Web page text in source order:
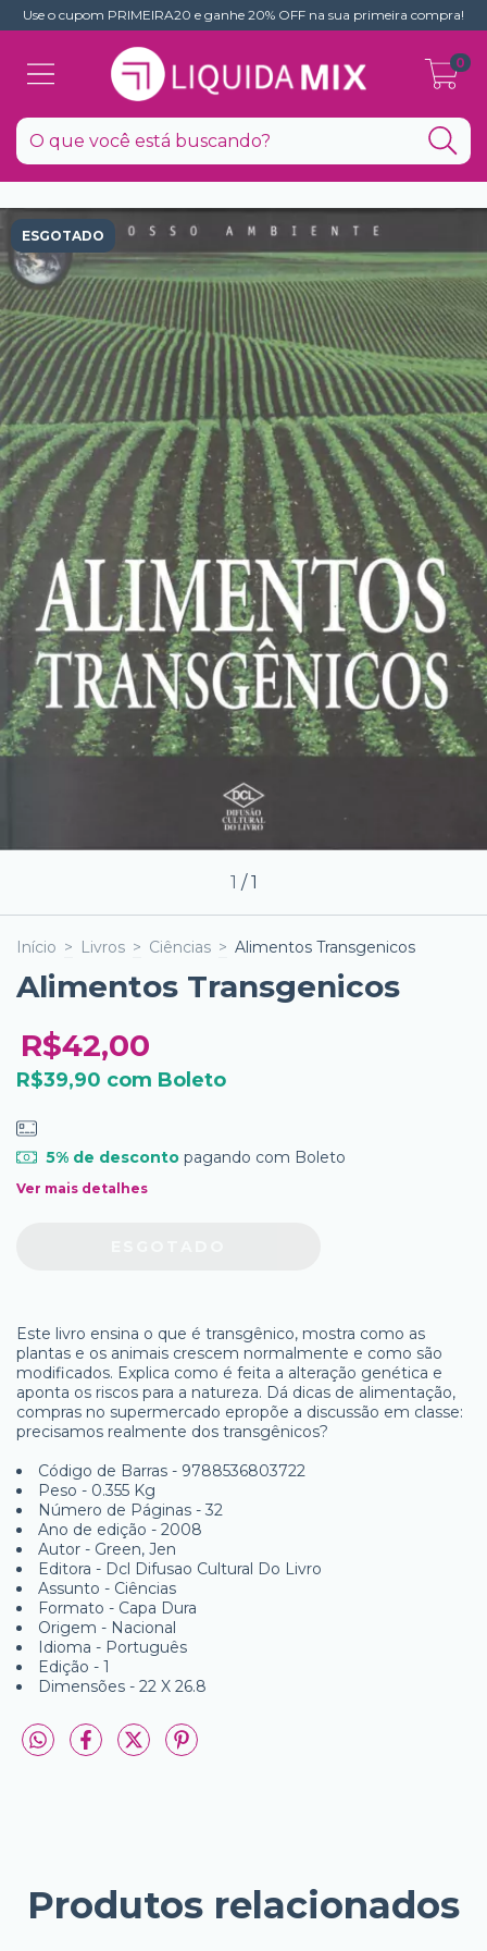
Use o cupom PRIMEIRA20 e ganhe 20% OFF na sua primeira compra!
0
ESGOTADO
1 /1
Início > Livros > Ciências > Alimentos Transgenicos
Alimentos Transgenicos
R$42,00
R$39,90 com Boleto
5% de descontopagando com Boleto
Ver mais detalhes
Este livro ensina o que é transgênico, mostra como as
plantas e os animais crescem normalmente e como são
modificados. Explica como é feita a alteração genética e
aponta os riscos para a natureza. Dá dicas de alimentação,
compras no supermercado epropõe a discussão em classe:
precisamos realmente dos transgênicos?
Código de Barras - 9788536803722
Peso - 0.355 Kg
Número de Páginas - 32
Ano de edição - 2008
Autor - Green, Jen
Editora - Dcl Difusao Cultural Do Livro
Assunto - Ciências
Formato - Capa Dura
Origem - Nacional
Idioma - Português
Edição - 1
Dimensões - 22 X 26.8
Produtos relacionados